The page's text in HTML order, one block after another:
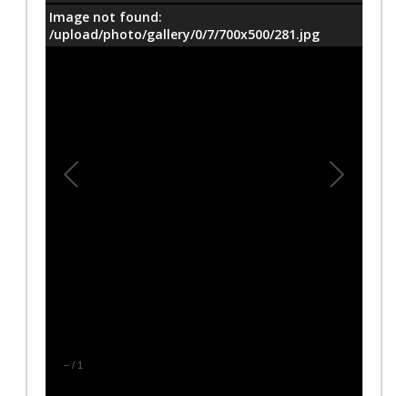
– / 1
Image not found:
/upload/photo/gallery/0/7/700x500/281.jpg